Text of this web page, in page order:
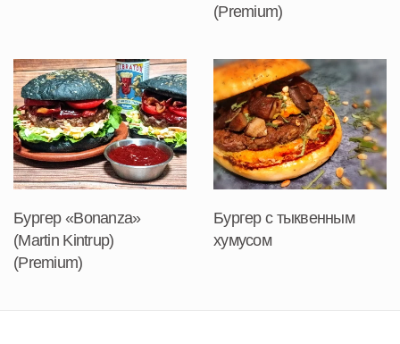
(Premium)
Бургер «Bonanza»
(Martin Kintrup)
(Premium)
Бургер с тыквенным
хумусом